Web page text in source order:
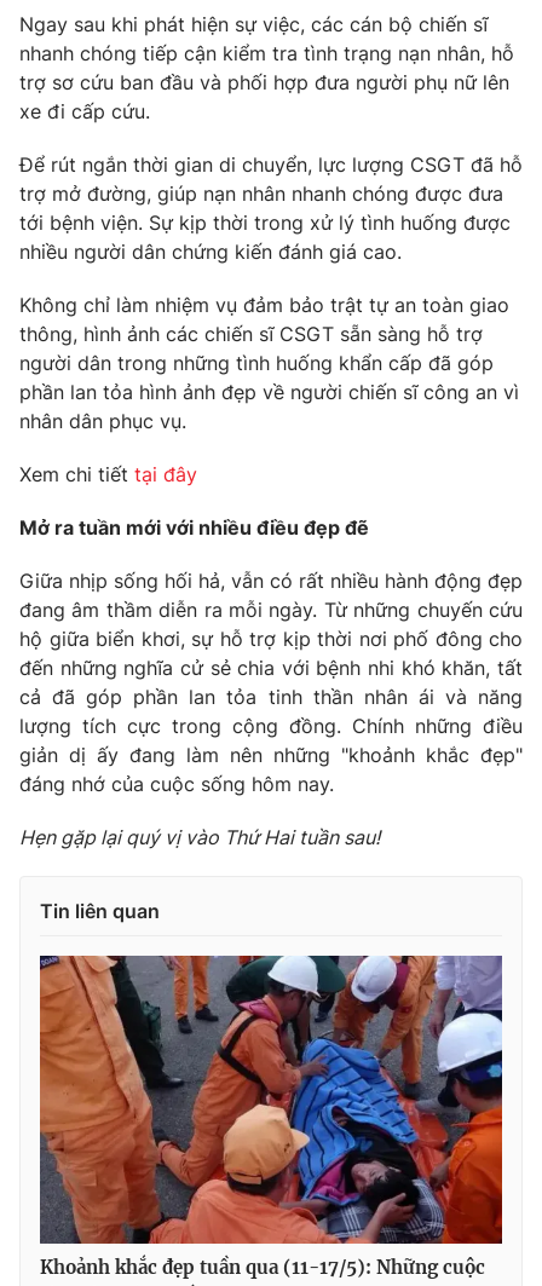
Ngay sau khi phát hiện sự việc, các cán bộ chiến sĩ
nhanh chóng tiếp cận kiểm tra tình trạng nạn nhân, hỗ
trợ sơ cứu ban đầu và phối hợp đưa người phụ nữ lên
xe đi cấp cứu.
Để rút ngắn thời gian di chuyển, lực lượng CSGT đã hỗ
trợ mở đường, giúp nạn nhân nhanh chóng được đưa
tới bệnh viện. Sự kịp thời trong xử lý tình huống được
nhiều người dân chứng kiến đánh giá cao.
Không chỉ làm nhiệm vụ đảm bảo trật tự an toàn giao
thông, hình ảnh các chiến sĩ CSGT sẵn sàng hỗ trợ
người dân trong những tình huống khẩn cấp đã góp
phần lan tỏa hình ảnh đẹp về người chiến sĩ công an vì
nhân dân phục vụ.
Xem chi tiết tại đây
Mở ra tuần mới với nhiều điều đẹp đẽ
Giữa nhịp sống hối hả, vẫn có rất nhiều hành động đẹp
đang âm thầm diễn ra mỗi ngày. Từ những chuyến cứu
hộ giữa biển khơi, sự hỗ trợ kịp thời nơi phố đông cho
đến những nghĩa cử sẻ chia với bệnh nhi khó khăn, tất
cả đã góp phần lan tỏa tinh thần nhân ái và năng
lượng tích cực trong cộng đồng. Chính những điều
giản dị ấy đang làm nên những "khoảnh khắc đẹp"
đáng nhớ của cuộc sống hôm nay.
Hẹn gặp lại quý vị vào Thứ Hai tuần sau!
Tin liên quan
Khoảnh khắc đẹp tuần qua (11-17/5): Những cuộc